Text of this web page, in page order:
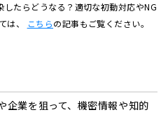
したらどうなる？適切な初動対応やNG
は、
こちらの記事もご覧ください。
企業を狙って、機密情報や知的